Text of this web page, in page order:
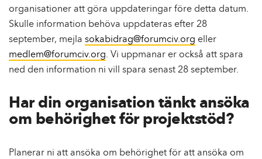
organisationer att göra uppdateringar före detta datum.
Skulle information behöva uppdateras efter 28
september, mejla sokabidrag@forumciv.org eller
medlem@forumciv.org. Vi uppmanar er också att spara
ned den information ni vill spara senast 28 september.
Har din organisation tänkt ansöka
om behörighet för projektstöd?
Planerar ni att ansöka om behörighet för att ansöka om